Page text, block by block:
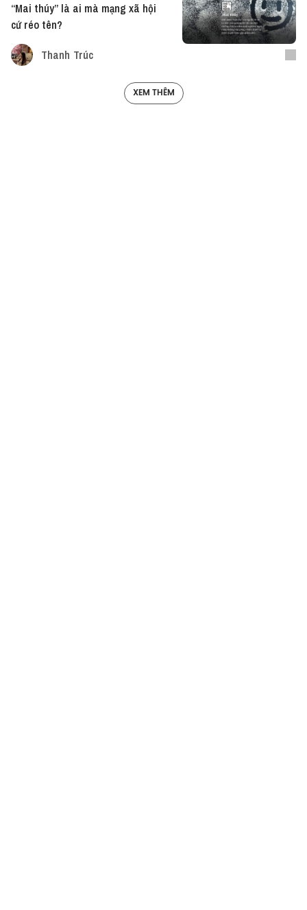
“Mai thúy” là ai mà mạng xã hội
cứ réo tên?
Thanh Trúc
XEM THÊM